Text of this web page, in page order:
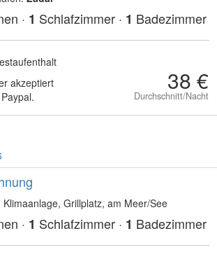
· 1 Schlafzimmer · 1 Badezimmer
38 €
Durchschnitt/Nacht
Grillplatz, am Meer/See
· 1 Schlafzimmer · 1 Badezimmer